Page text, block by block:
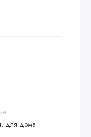
для дома